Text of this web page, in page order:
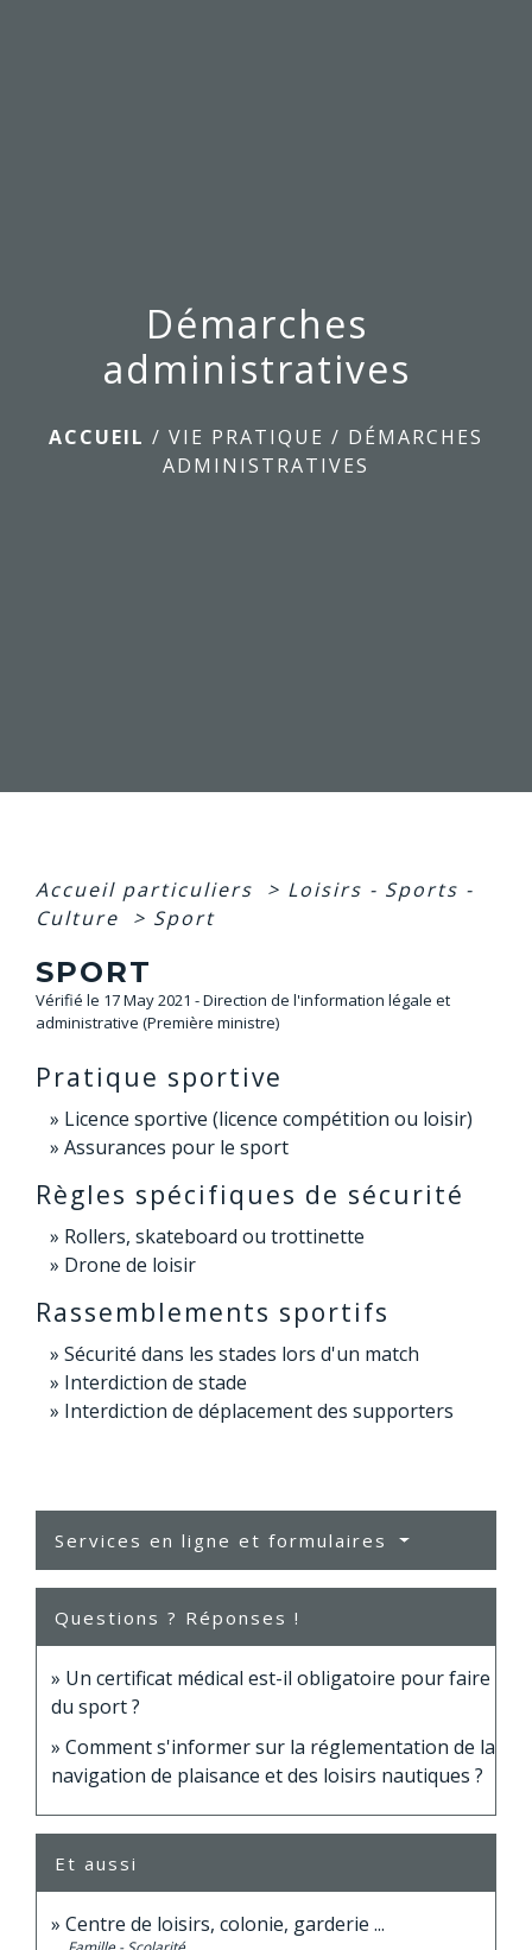
Démarches
administratives
ACCUEIL / VIE PRATIQUE / DÉMARCHES
ADMINISTRATIVES
Accueil particuliers > Loisirs - Sports -
Culture
> Sport
SPORT
Vérifié le 17 May 2021 - Direction de l'information légale et
administrative (Première ministre)
Pratique sportive
Licence sportive (licence compétition ou loisir)
Assurances pour le sport
Règles spécifiques de sécurité
Rollers, skateboard ou trottinette
Drone de loisir
Rassemblements sportifs
Sécurité dans les stades lors d'un match
Interdiction de stade
Interdiction de déplacement des supporters
Services en ligne et formulaires
Questions ? Réponses !
Un certificat médical est-il obligatoire pour faire
du sport ?
Comment s'informer sur la réglementation de la
navigation de plaisance et des loisirs nautiques ?
Et aussi
Centre de loisirs, colonie, garderie ...